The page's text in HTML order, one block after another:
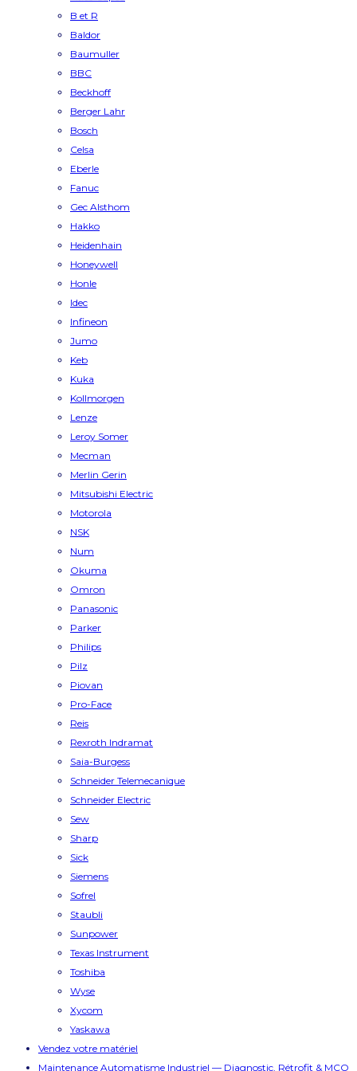
B et R
Baldor
Baumuller
BBC
Beckhoff
Berger Lahr
Bosch
Celsa
Eberle
Fanuc
Gec Alsthom
Hakko
Heidenhain
Honeywell
Honle
Idec
Infineon
Jumo
Keb
Kuka
Kollmorgen
Lenze
Leroy Somer
Mecman
Merlin Gerin
Mitsubishi Electric
Motorola
NSK
Num
Okuma
Omron
Panasonic
Parker
Philips
Pilz
Piovan
Pro-Face
Reis
Rexroth Indramat
Saia-Burgess
Schneider Telemecanique
Schneider Electric
Sew
Sharp
Sick
Siemens
Sofrel
Staubli
Sunpower
Texas Instrument
Toshiba
Wyse
Xycom
Yaskawa
Vendez votre matériel
Maintenance Automatisme Industriel — Diagnostic, Rétrofit & MCO